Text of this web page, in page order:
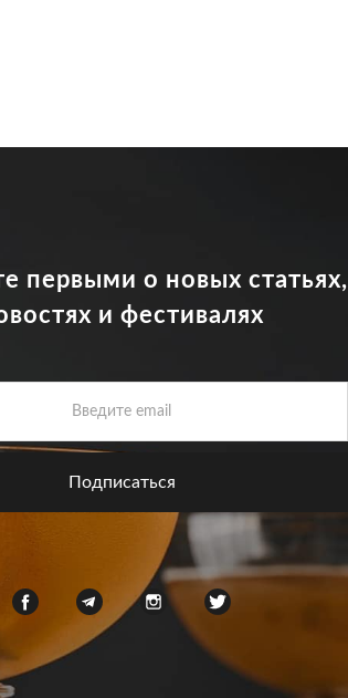
первыми о новых статьях,
и фестивалях